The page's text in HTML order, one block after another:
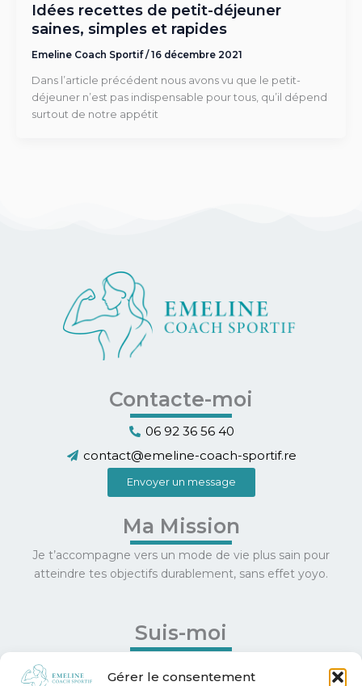
Gérer le consentement
Idées recettes de petit-déjeuner
saines, simples et rapides
Emeline Coach Sportif/16 décembre 2021
Dans l’article précédent nous avons vu que le petit-
déjeuner n’est pas indispensable pour tous, qu’il dépend
surtout de notre appétit
Contacte-moi
06 92 36 56 40
contact@emeline-coach-sportif.re
Envoyer un message
Ma Mission
Je t’accompagne vers un mode de vie plus sain pour
atteindre tes objectifs durablement, sans effet yoyo.
Suis-moi